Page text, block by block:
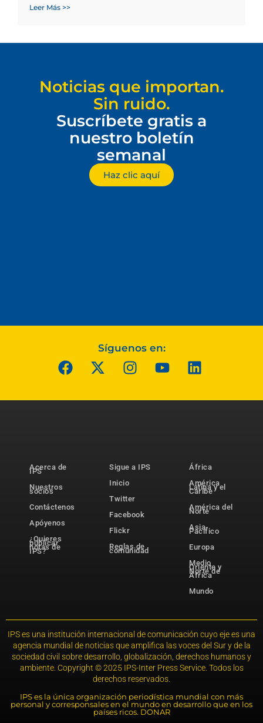
Leer Más >>
Noticias que importan.
Sin ruido.
Suscríbete gratis a
nuestro boletín
semanal
Haz clic aquí
Síguenos en:
Acerca de
IPS
Nuestros
socios
Contáctenos
Apóyenos
¿Quieres
publicar
notas de
IPS?
Sigue a IPS
Inicio
Twitter
Facebook
Flickr
Reglas de
comunidad
África
América
Latina y el
Caribe
América del
Norte
Asia-
Pacífico
Europa
Medio
Oriente y
Norte de
África
Mundo
IPS es una institución internacional de comunicación cuyo eje es una
agencia mundial de noticias que amplifica las voces del Sur y de la
sociedad civil sobre desarrollo, globalización, derechos humanos y
ambiente. Copyright © 2025 IPS-Inter Press Service. Todos los
derechos reservados.
IPS es la única organización periodística mundial con más
personal y corresponsales en el mundo en desarrollo que en los
países ricos. DONAR